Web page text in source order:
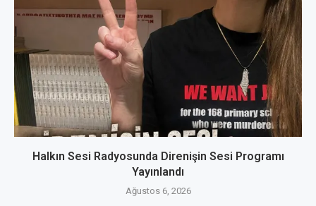
Halkın Sesi Radyosunda Direnişin Sesi Programı
Yayınlandı
Ağustos 6, 2026